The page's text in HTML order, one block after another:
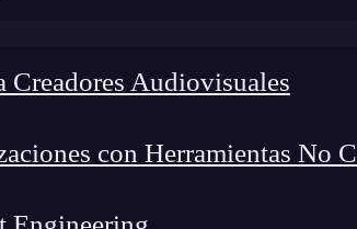
Creadores Audiovisuales
con Herramientas No